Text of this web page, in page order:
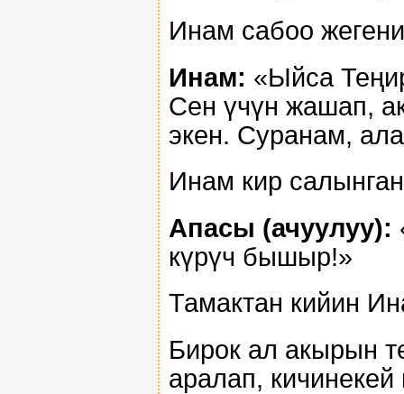
Инам сабоо
Инам: «Ыйса
Сен үчүн жашап,
экен. Суранам,
Инам кир
Апасы (ачуулуу):
күрүч бышыр!»
Тамактан кийин
Бирок ал акырын
аралап, кичинекей